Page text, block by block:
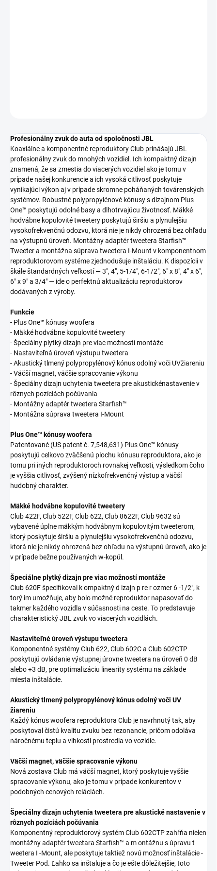
Profesionálny zvuk do auta od spoločnosti JBL
Koaxiálne a komponentné reproduktory Club prinášajú JBL
profesionálny zvuk do mnohých vozidiel. Ich kompaktný dizajn
znamená, že sa zmestia do viacerých vozidiel ako je tomu v
prípade našej konkurencie a ich vysoká citlivosť poskytuje
vynikajúci výkon aj v prípade skromne poháňaných továrenských
systémov. Robustné polypropylénové kónusy s dizajnom Plus
One™ poskytujú odolné basy a dlhotrvajúcu životnosť. Mäkké
hodvábne kopulovité tweetery poskytujú širšiu a plynulejšiu
vysokofrekvenčnú odozvu, ktorá nie je nikdy ohrozená bez ohľadu
na výstupnú úroveň. Montážny adaptér tweetera Starfish™
Tweeter a montážna súprava tweetera I-Mount v komponentnom
reproduktorovom systéme zjednodušuje inštaláciu. K dispozícii v
škále štandardných veľkostí — 3", 4", 5-1/4", 6-1/2", 6" x 8", 4" x 6",
6" x 9" a 3/4" — ide o perfektnú aktualizáciu reproduktorov
dodávaných z výroby.
Funkcie
- Plus One™ kónusy woofera
- Mäkké hodvábne kopulovité tweetery
- Špeciálny plytký dizajn pre viac možností montáže
- Nastaviteľná úroveň výstupu tweetera
- Akustický tlmený polypropylénový kónus odolný voči UVžiareniu
- Väčší magnet, väčšie spracovanie výkonu
- Špeciálny dizajn uchytenia tweetera pre akustickénastavenie v
rôznych pozíciách počúvania
- Montážny adaptér tweetera Starfish™
- Montážna súprava tweetera I-Mount
Plus One™ kónusy woofera
Patentované (US patent č. 7,548,631) Plus One™ kónusy
poskytujú celkovo zväčšenú plochu kónusu reproduktora, ako je
tomu pri iných reproduktoroch rovnakej veľkosti, výsledkom čoho
je vyššia citlivosť, zvýšený nízkofrekvenčný výstup a väčší
hudobný charakter.
Mäkké hodvábne kopulovité tweetery
Club 422F, Club 522F, Club 622, Club 8622F, Club 9632 sú
vybavené úplne mäkkým hodvábnym kopulovitým tweeterom,
ktorý poskytuje širšiu a plynulejšiu vysokofrekvenčnú odozvu,
ktorá nie je nikdy ohrozená bez ohľadu na výstupnú úroveň, ako je
v prípade bežne používaných w-kopúl.
Špeciálne plytký dizajn pre viac možností montáže
Club 620F špecifikoval k ompaktný d izajn p re r ozmer 6 -1/2", k
torý im umožňuje, aby bolo možné reproduktor napasovať do
takmer každého vozidla v súčasnosti na ceste. To predstavuje
charakteristický JBL zvuk vo viacerých vozidlách.
Nastaviteľné úroveň výstupu tweetera
Komponentné systémy Club 622, Club 602C a Club 602CTP
poskytujú ovládanie výstupnej úrovne tweetera na úroveň 0 dB
alebo +3 dB, pre optimalizáciu linearity systému na základe
miesta inštalácie.
Akustický tlmený polypropylénový kónus odolný voči UV
žiareniu
Každý kónus woofera reproduktora Club je navrhnutý tak, aby
poskytoval čistú kvalitu zvuku bez rezonancie, pričom odoláva
náročnému teplu a vlhkosti prostredia vo vozidle.
Väčší magnet, väčšie spracovanie výkonu
Nová zostava Club má väčší magnet, ktorý poskytuje vyššie
spracovanie výkonu, ako je tomu v prípade konkurentov v
podobných cenových reláciách.
Špeciálny dizajn uchytenia tweetera pre akustické nastavenie v
rôznych pozíciách počúvania
Komponentný reproduktorový systém Club 602CTP zahŕňa nielen
montážny adaptér tweetara Starfish™ a m ontážnu s úpravu t
weetera I -Mount, ale poskytuje taktiež novú možnosť inštalácie -
Tweeter Pod. Ľahko sa inštaluje a čo je ešte dôležitejšie, toto